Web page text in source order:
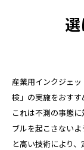
産業用インクジェ
検」の実施をおすす
これは不測の事態
ブルを起こさない
と高い技術により